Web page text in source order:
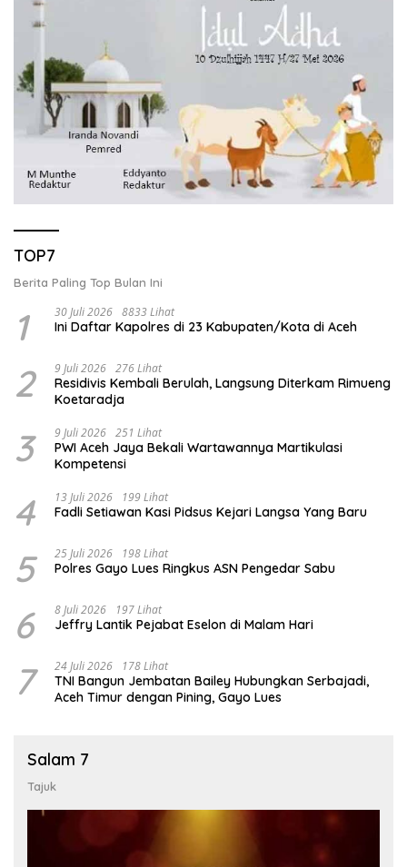
TOP7
Berita Paling Top Bulan Ini
1 30 Juli 2026 8833 Lihat
Ini Daftar Kapolres di 23 Kabupaten/Kota di Aceh
2 9 Juli 2026 276 Lihat
Residivis Kembali Berulah, Langsung Diterkam Rimueng
Koetaradja
3 9 Juli 2026 251 Lihat
PWI Aceh Jaya Bekali Wartawannya Martikulasi
Kompetensi
4 13 Juli 2026 199 Lihat
Fadli Setiawan Kasi Pidsus Kejari Langsa Yang Baru
5 25 Juli 2026 198 Lihat
Polres Gayo Lues Ringkus ASN Pengedar Sabu
6 8 Juli 2026 197 Lihat
Jeffry Lantik Pejabat Eselon di Malam Hari
7 24 Juli 2026 178 Lihat
TNI Bangun Jembatan Bailey Hubungkan Serbajadi,
Aceh Timur dengan Pining, Gayo Lues
Salam 7
Tajuk